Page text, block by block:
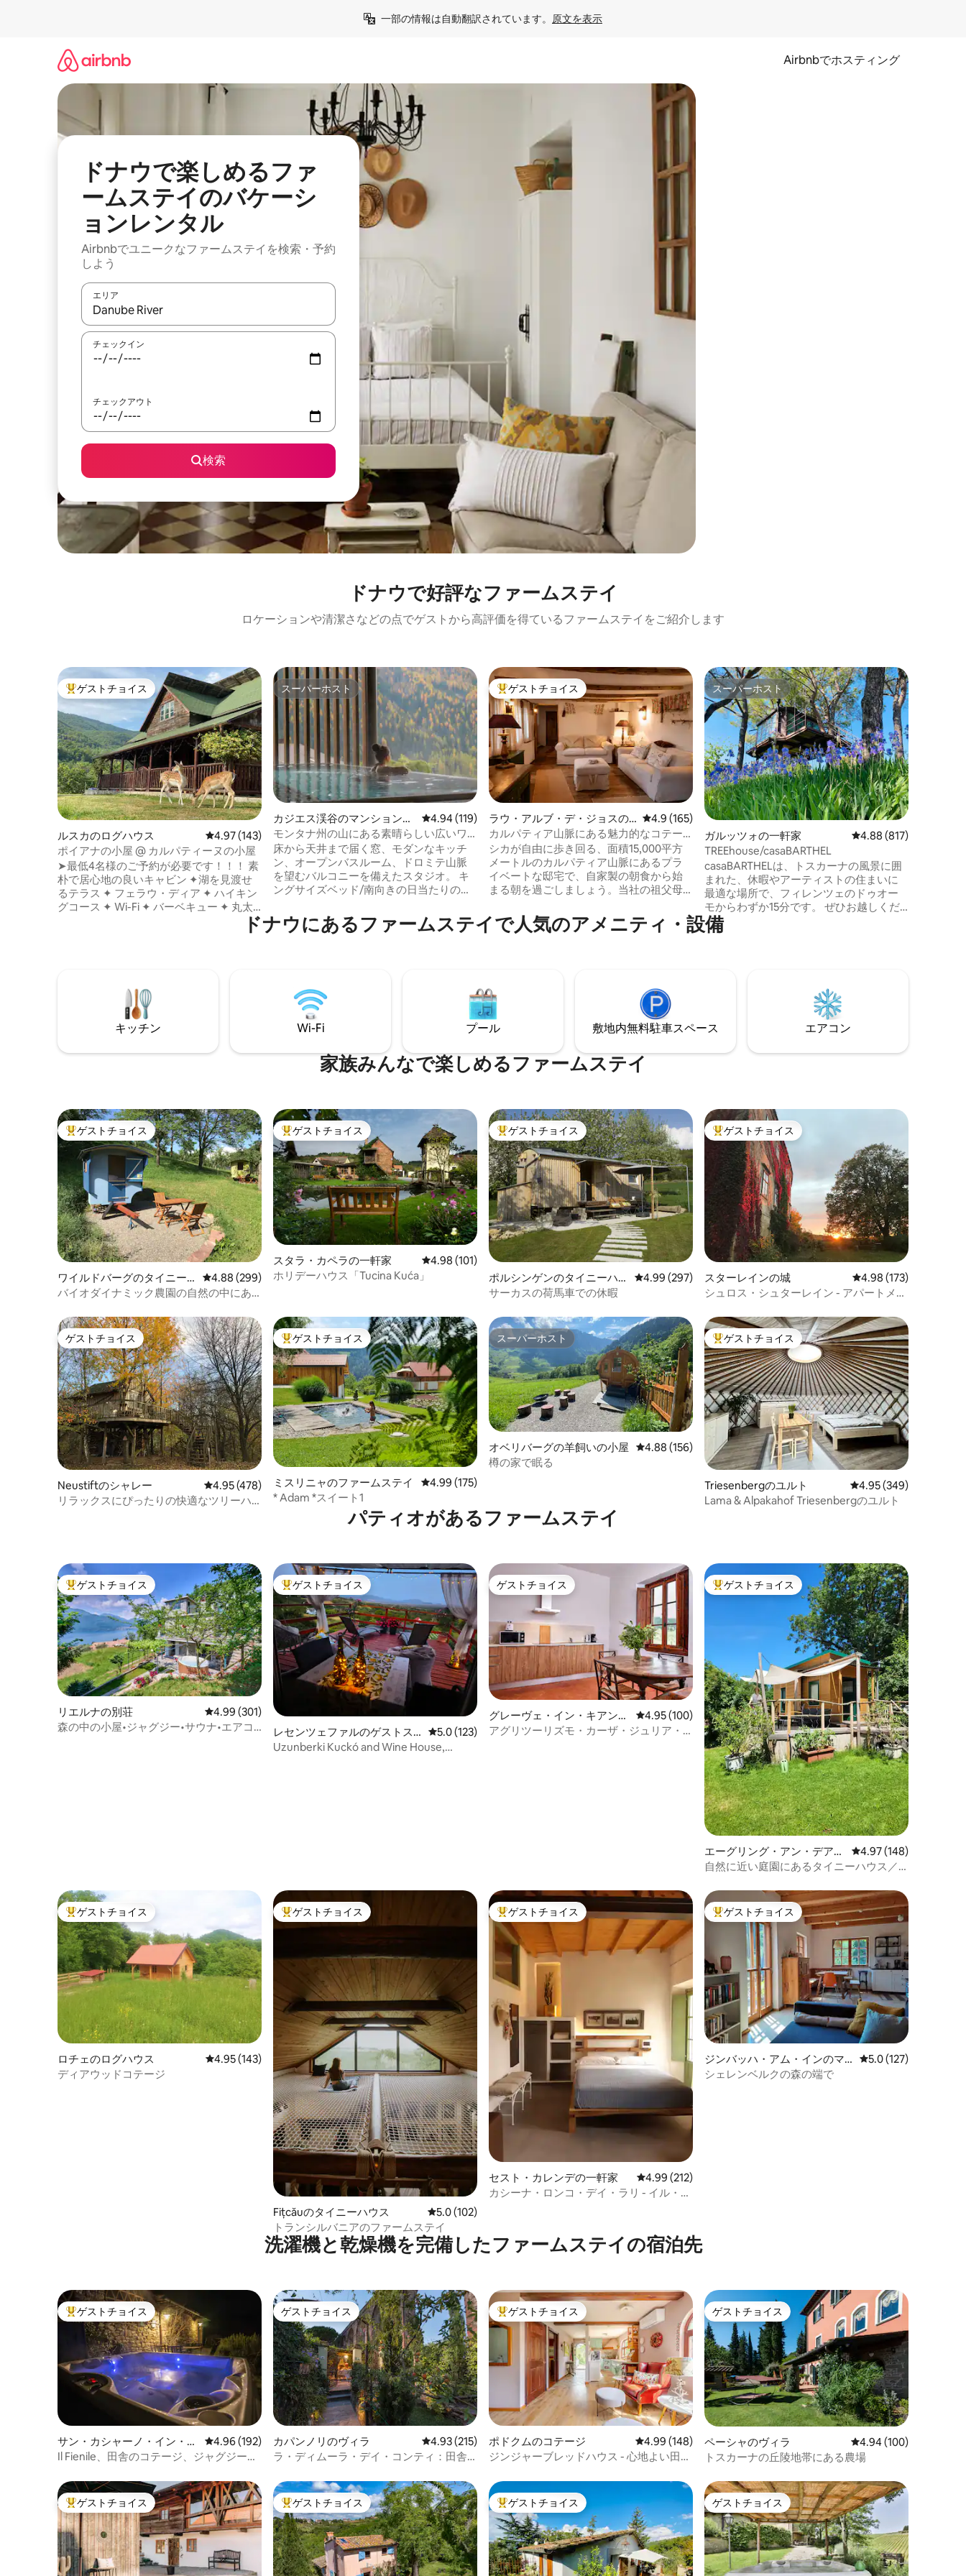
一部の情報は自動翻訳されています。 原文を表示
Airbnbでホスティング
ドナウで楽しめるファ
ームステイのバケーシ
ョンレンタル
Airbnbでユニークなファームステイを検索・予約
しよう
エリア
検索結果が表示されたら、上下の矢印キーを使って移動するか、画面をタッチまたはスワイプして検索結果を確認することができます。
チェックイン
チェックアウト
検索
ドナウで好評なファームステイ
ロケーションや清潔さなどの点でゲストから高評価を得ているファームステイをご紹介します
大好評のゲストチョイスです。
ゲストチョイス
ルスカのログハウス レビュー143件、5つ星中4.97つ星の平均評価
4.97 (143)
ポイアナの小屋 @ カルパティーヌの小屋
➤最低4名様のご予約が必要です！！！ 素
朴で居心地の良いキャビン ✦湖を見渡せ
るテラス ✦ フェラウ・ディア ✦ ハイキン
グコース ✦ Wi-Fi ✦ バーベキュー ✦ 丸太
のブランコ ✦ ピクニックスポット ✦ 広大
ア、クマがいます。 ➤「コールドリバ
ー」と美しい渦巻きの流れが100m先に ➤
人里離れたロケーションで、4つの国立公
園に近い ➤インスタ*グラムとフェイス*ブ
ックのページ@carpathianbeauties
スーパーホスト
スーパーホスト
カジエス渓谷のマンション・
アパート
レビュー119件、5つ星中4.94つ星の平均評価
4.94 (119)
モンタナ州の山にある素晴らしい広いワ
ンルームのレジデンス
床から天井まで届く窓、モダンなキッチ
ン、オープンバスルーム、ドロミテ山脈
を望むバルコニーを備えたスタジオ。 キ
ングサイズベッド/南向きの日当たりの良
ベッド/ HD LEDテレビ/設備の整ったブラ
ンドキッチン/ウォークインレインシャワ
エリア、XXLインフィニティジャグジー、
プール。クロスフィットボックス – ジム。
大好評のゲストチョイスです。
ゲストチョイス
ラウ・アルブ・デ・ジョスの
コテージ
レビュー165件、5つ星中4.9つ星の平均評価
4.9 (165)
カルパティア山脈にある魅力的なコテー
ジ
シカが自由に歩き回る、面積15,000平方
メートルのカルパティア山脈にあるプラ
イベートな邸宅で、自家製の朝食から始
まる朝を過ごしましょう。当社の祖父母
なスタイルを忠実に再現し、愛情を込め
て保存された3棟の伝統的な家屋には、寝
を備えた屋外でくつろぎましょう。トラ
ンシルバニアとムンテニアの間に位置
し、シナイアから数分、ブラショヴとブ
ラン城から1時間の距離にあります。
スーパーホスト
スーパーホスト
ガルッツォの一軒家 レビュー817件、5つ
4.88 (817)
TREEhouse/casaBARTHEL
casaBARTHELは、トスカーナの風景に囲
まれた、休暇やアーティストの住まいに
最適な場所で、フィレンツェのドゥオー
モからわずか15分です。 ぜひお越しくだ
さい。オリーブの木、家庭菜園、私たち
の馬アストロ、そして私たちの家族の生
をやめて、「今この場」を楽しむことを
合は、ポータブルプライベート接続を当
社から借りることができます。
ドナウにあるファームステイで人気のアメニティ・設備
キッチン Wi-Fi プール 敷地内無料駐⁠車ス⁠ペ⁠ー⁠ス エアコン
家族みんなで楽しめるファームステイ
大好評のゲストチョイスです。
ゲストチョイス
ワイルドバーグのタイニー
ハウス
レビュー299件、5つ星中4.88つ星の平均評価
4.88 (299)
バイオダイナミック農園の自然の中にあ
大好評のゲストチョイスです。
ゲストチョイス
スタラ・カペラの一軒家 レビュー101件、5つ星中4.98つ星の平均評価
4.98 (101)
ホリデーハウス「Tucina Kuća」
大好評のゲストチョイスです。
ゲストチョイス
ポルシンゲンのタイニーハウ
ス
レビュー297件、5つ星中4.99つ星の平均評価
4.99 (297)
サーカスの荷馬車での休暇
大好評のゲストチョイスです。
ゲストチョイス
スターレインの城 レビュー173件、5つ
4.98 (173)
シュロス・シュターレイン - アパートメン
ゲストチョイス
ゲストチョイス
Neustiftのシャレー レビュー478件、5つ星中4.95つ星の平均評価
4.95 (478)
リラックスにぴったりの快適なツリーハ
大好評のゲストチョイスです。
ゲストチョイス
ミスリニャのファームステイ レビュー175件、5つ星中4.99つ星の平均評価
4.99 (175)
* Adam *スイート1
スーパーホスト
スーパーホスト
オベリバーグの羊飼いの小屋 レビュー156件、5つ星中4.88つ星の平均評価
4.88 (156)
樽の家で眠る
大好評のゲストチョイスです。
ゲストチョイス
Triesenbergのユルト レビュー349件、5つ星
4.95 (349)
Lama & Alpakahof Triesenbergのユルト
パティオがあるファームステイ
大好評のゲストチョイスです。
ゲストチョイス
リエルナの別荘 レビュー301件、5つ星中4.99つ星の平均評価
4.99 (301)
森の中の小屋•ジャグジー•サウナ•エアコ
大好評のゲストチョイスです。
ゲストチョイス
レセンツェファルのゲストス
イート
レビュー123件、5つ星中5.0つ星の平均評価
5.0 (123)
Uzunberki Kuckó and Wine House,
ゲストチョイス
ゲストチョイス
グレーヴェ・イン・キアンテ
ィの一軒家
レビュー100件、5つ星中4.95つ星の平均評価
4.95 (100)
アグリツーリズモ・カーザ・ジュリア・
大好評のゲストチョイスです。
ゲストチョイス
エーグリング・アン・デア・
パールのタイニーハウス
レビュー148件、5つ
4.97 (148)
自然に近い庭園にあるタイニーハウス／
大好評のゲストチョイスです。
ゲストチョイス
ロチェのログハウス レビュー143件、5つ星中4.95つ星の平均評価
4.95 (143)
ディアウッドコテージ
大好評のゲストチョイスです。
ゲストチョイス
Fițcăuのタイニーハウス レビュー102件、5つ星中5.0つ星の平均評価
5.0 (102)
トランシルバニアのファームステイ
大好評のゲストチョイスです。
ゲストチョイス
セスト・カレンデの一軒家 レビュー212件、5つ星中4.99つ星の平均評価
4.99 (212)
カシーナ・ロンコ・デイ・ラリ - イル・ニ
大好評のゲストチョイスです。
ゲストチョイス
ジンバッハ・アム・インのマ
ンション・アパート
レビュー127件、5つ
5.0 (127)
シェレンベルクの森の端で
洗濯機と乾燥機を完備したファームステイの宿泊先
大好評のゲストチョイスです。
ゲストチョイス
サン・カシャーノ・イン・ヴ
ァル・ディ・ペーザのコテー
レビュー192件、5つ星中4.96つ星の平均評価
4.96 (192)
Il Fienile、田舎のコテージ、ジャグジー付
ゲストチョイス
ゲストチョイス
カパンノリのヴィラ レビュー215件、5つ星中4.93つ星の平均評価
4.93 (215)
ラ・ディムーラ・デイ・コンティ：田舎
大好評のゲストチョイスです。
ゲストチョイス
ポドクムのコテージ レビュー148件、5つ星中4.99つ星の平均評価
4.99 (148)
ジンジャーブレッドハウス - 心地よい田舎
ゲストチョイス
ゲストチョイス
ペーシャのヴィラ レビュー100件、5つ
4.94 (100)
トスカーナの丘陵地帯にある農場
大好評のゲストチョイスです。
ゲストチョイス 大好評のゲストチョイスです。
ゲストチョイス 大好評のゲストチョイスです。
ゲストチョイス ゲストチョイス
ゲストチョイス